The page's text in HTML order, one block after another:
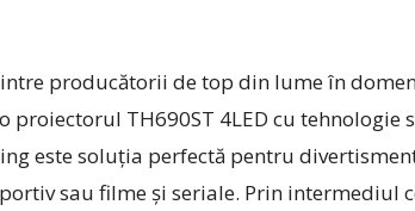
producătorii de top din lume în
proiectorul TH690ST 4LED cu
este soluția perfectă pentru
sau filme și seriale. Prin intermediul